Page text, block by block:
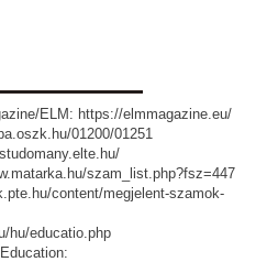
ELM: https://elmmagazine.eu/
01200/01251
szam_list.php?fsz=447
content/megjelent-szamok-
hu/educatio.php